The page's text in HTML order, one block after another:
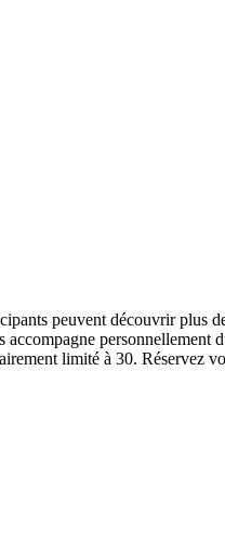
peuvent découvrir plus
accompagne
limité à 30. Réservez